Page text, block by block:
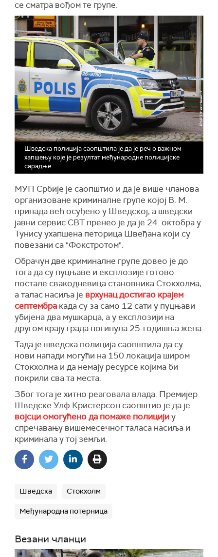
се сматра вођом те групе.
Шведска полиција саопштила је да је реч о важном
хапшењу које је резултат међународне полицијске
сарадње
МУП Србије је саопштио и да је више чланова
организоване криминалне групе којој В. М.
припада већ осуђено у Шведској, а шведски
јавни сервис СВТ пренео је да је 24. октобра у
Тунису ухапшена петорица Швеђана који су
повезани са "Фокстротом".
Обрачун две криминалне групе довео је до
тога да су пуцњаве и експлозије готово
постале свакодневица становника Стокхолма,
а талас насиља је врхунац достигао крајем
септембра када су за само 12 сати у пуцњави
убијена два мушкарца, а у експлозији на
другом крају града погинула 25-годишња жена.
Тада је шведска полиција саопштила да су
нови напади могући на 150 локација широм
Стокхолма и да немају ресурсе којима би
покрили сва та места.
Због тога је хитно реаговала влада. Премијер
Шведске Улф Кристерсон саопштио је да је
војсци омогућено да помаже полицијиу
спречавању вишемесечног таласа насиља и
криминала у тој земљи.
Шведска Стокхолм
Међународна потерница
Везани чланци